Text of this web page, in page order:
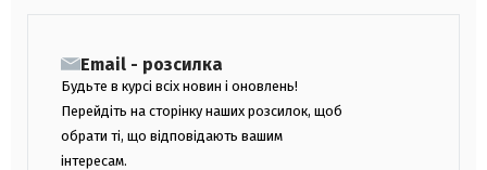
Email - розсилка
Будьте в курсі всіх новин і оновлень!
Перейдіть на сторінку наших розсилок, щоб
обрати ті, що відповідають вашим
інтересам.